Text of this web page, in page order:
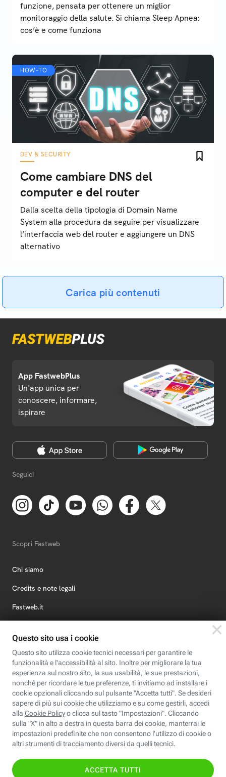
funzione, pensata per ottenere un miglior
monitoraggio della salute. Si chiama Sleep Apnea:
cos’è e come funziona
HOW-TO
DEV & SECURITY
Come cambiare DNS del
computer e del router
Dalla scelta della tipologia di Domain Name
System alla procedura da seguire per visualizzare
l’interfaccia web del router e aggiungere un DNS
alternativo
Carica più contenuti
App FastwebPlus
Un'app unica per
conoscere, informare,
ispirare
Seguici
Scopri Fastweb
Chi siamo
Credits e note legali
Fastweb.it
Fastweb Digital Academy
STEP FuturAbility District
Insieme, siamo futuro
© Fastweb SpA 2026 - P.IVA 12878470157